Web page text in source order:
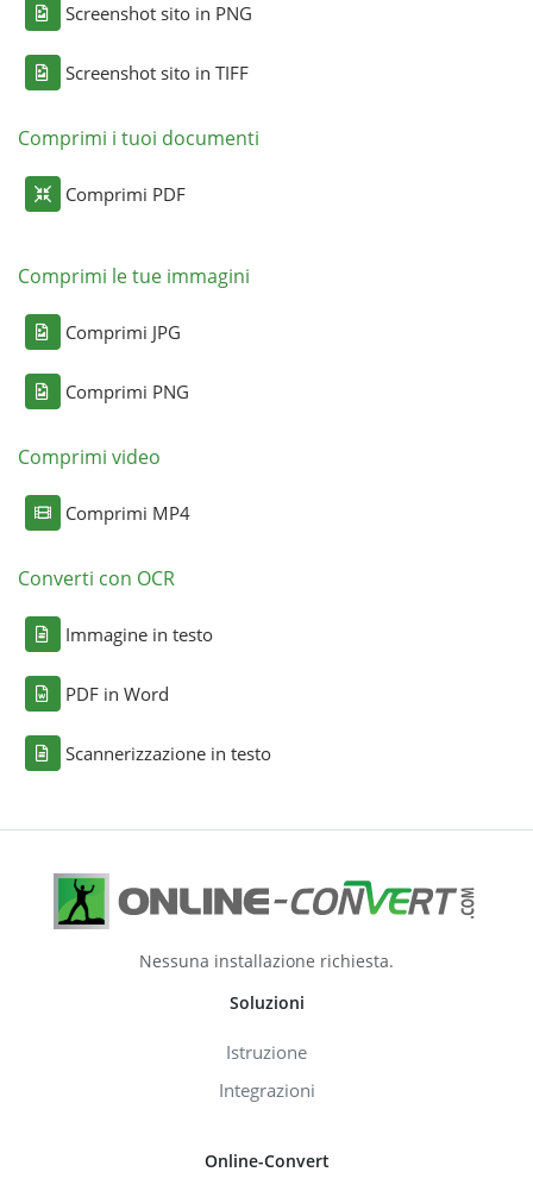
Screenshot sito in PNG
Screenshot sito in TIFF
Comprimi i tuoi documenti
Comprimi PDF
Comprimi le tue immagini
Comprimi JPG
Comprimi PNG
Comprimi video
Comprimi MP4
Converti con OCR
Immagine in testo
PDF in Word
Scannerizzazione in testo
Nessuna installazione richiesta.
Soluzioni
Istruzione
Integrazioni
Online-Convert